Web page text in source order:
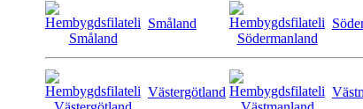
Småland
Västergötland